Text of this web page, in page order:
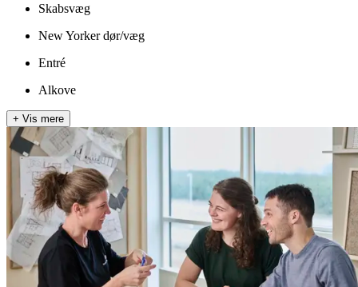
Skabsvæg
New Yorker dør/væg
Entré
Alkove
+ Vis mere